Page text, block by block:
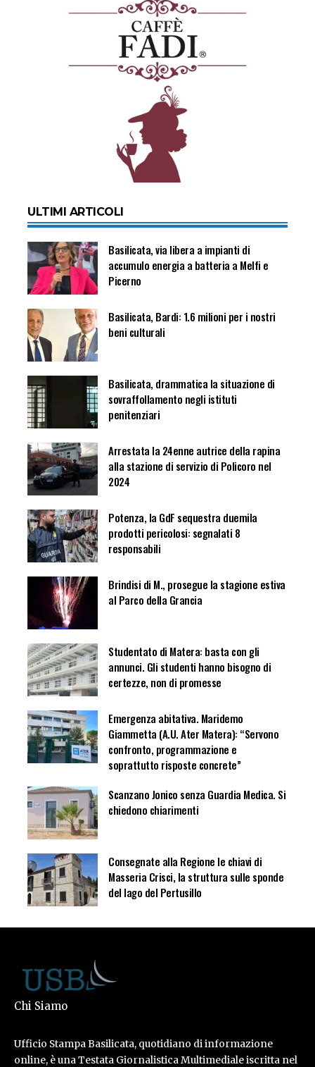
ULTIMI ARTICOLI
Basilicata, via libera a impianti di
accumulo energia a batteria a Melfi e
Picerno
Basilicata, Bardi: 1.6 milioni per i nostri
beni culturali
Basilicata, drammatica la situazione di
sovraffollamento negli istituti
penitenziari
Arrestata la 24enne autrice della rapina
alla stazione di servizio di Policoro nel
2024
Potenza, la GdF sequestra duemila
prodotti pericolosi: segnalati 8
responsabili
Brindisi di M., prosegue la stagione estiva
al Parco della Grancia
Studentato di Matera: basta con gli
annunci. Gli studenti hanno bisogno di
certezze, non di promesse
Emergenza abitativa. Maridemo
Giammetta (A.U. Ater Matera): “Servono
confronto, programmazione e
soprattutto risposte concrete”
Scanzano Jonico senza Guardia Medica. Si
chiedono chiarimenti
Consegnate alla Regione le chiavi di
Masseria Crisci, la struttura sulle sponde
del lago del Pertusillo
Chi Siamo
Ufficio Stampa Basilicata, quotidiano di informazione
online, è una Testata Giornalistica Multimediale iscritta nel